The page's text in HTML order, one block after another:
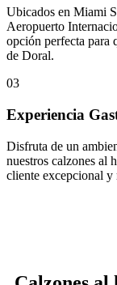
Ubicados en Miami
Aeropuerto
opción perfecta para
de Doral.
03
Experiencia
Disfruta de un
nuestros calzones al
cliente excepcional y